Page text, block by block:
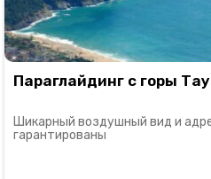
Параглайдинг с горы
Шикарный воздушный вид и
гарантированы